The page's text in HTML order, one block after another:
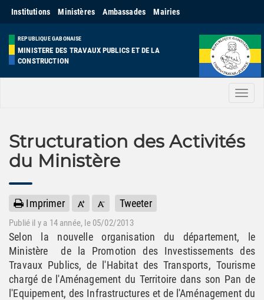
Institutions Ministères Ambassades Mairies
REPUBLIQUE GABONAISE
MINISTERE DES TRAVAUX PUBLICS ET DE LA
CONSTRUCTION
Menu
Structuration des Activités
du Ministère
Imprimer Tweeter
Publié il y a 14 année, le 05/02/2013
Selon la nouvelle organisation du département, le
Ministère de la Promotion des Investissements des
Travaux Publics, de l'Habitat des Transports, Tourisme
chargé de l'Aménagement du Territoire dans son Pan de
l'Equipement, des Infrastructures et de l'Aménagement du